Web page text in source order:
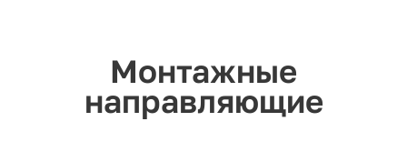
Монтажные
направляющие